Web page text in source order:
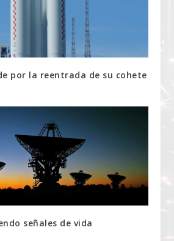
por la reentrada de su cohete
señales de vida